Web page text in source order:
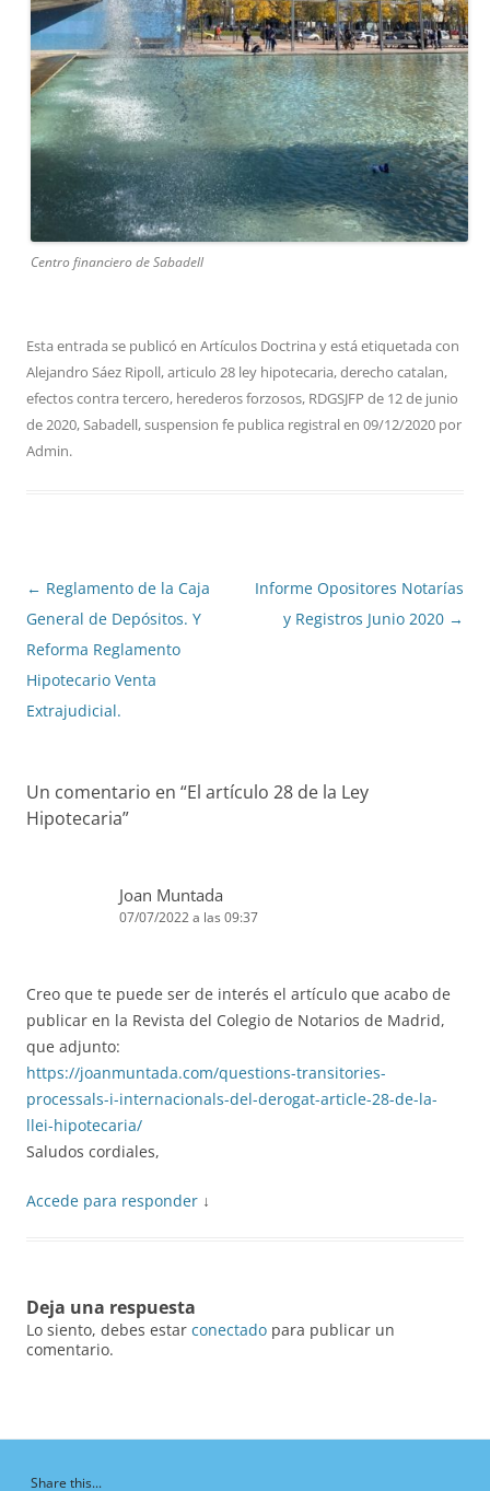
Centro financiero de Sabadell
Esta entrada se publicó en Artículos Doctrina y está etiquetada con
Alejandro Sáez Ripoll,articulo 28 ley hipotecaria,derecho catalan,
efectos contra tercero, herederos forzosos, RDGSJFP de 12 de junio
de 2020,Sabadell,suspension fe publica registralen 09/12/2020 por
Admin.
Navegación
de
entradas
← Reglamento de la Caja
General de Depósitos. Y
Reforma Reglamento
Hipotecario Venta
Extrajudicial.
Informe Opositores Notarías
y Registros Junio 2020 →
Un comentario en “El artículo 28 de la Ley
Hipotecaria”
Joan Muntada
07/07/2022 a las 09:37
Creo que te puede ser de interés el artículo que acabo de
publicar en la Revista del Colegio de Notarios de Madrid,
que adjunto:
https://joanmuntada.com/questions-transitories-
processals-i-internacionals-del-derogat-article-28-de-la-
llei-hipotecaria/
Saludos cordiales,
Accede para responder ↓
Deja una respuesta
Lo siento, debes estar conectado para publicar un
comentario.
Share this...